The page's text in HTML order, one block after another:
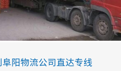
阜阳物流公司直达专线